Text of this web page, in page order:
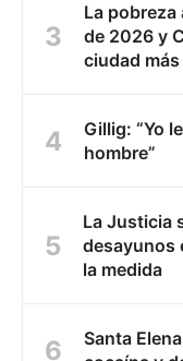
La
de 2026 y
ciudad
Gillig: “Yo
hombre”
La Justicia
desayunos
la medida
Santa